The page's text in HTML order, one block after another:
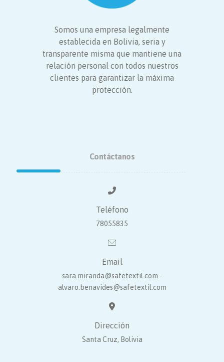
Somos una empresa legalmente
establecida en Bolivia, seria y
transparente misma que mantiene una
relación personal con todos nuestros
clientes para garantizar la máxima
protección.
Contáctanos
Teléfono
78055835
Email
sara.miranda@safetextil.com -
alvaro.benavides@safetextil.com
Dirección
Santa Cruz, Bolivia